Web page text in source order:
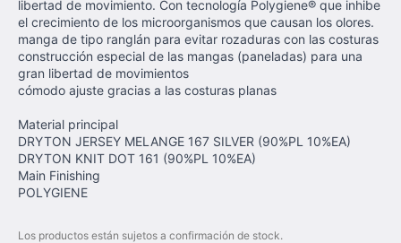
libertad de movimiento. Con tecnología Polygiene® que inhibe
el crecimiento de los microorganismos que causan los olores.
manga de tipo ranglán para evitar rozaduras con las costuras
construcción especial de las mangas (paneladas) para una
gran libertad de movimientos
cómodo ajuste gracias a las costuras planas
Material principal
DRYTON JERSEY MELANGE 167 SILVER (90%PL 10%EA)
DRYTON KNIT DOT 161 (90%PL 10%EA)
Main Finishing
POLYGIENE
Los productos están sujetos a confirmación de stock.